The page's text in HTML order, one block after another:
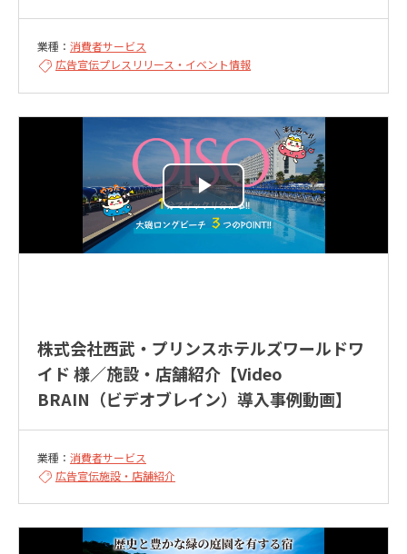
業種： 消費者サービス
広告宣伝プレスリリース・イベント情報
株式会社西武・プリンスホテルズワールドワ
イド 様／施設・店舗紹介【Video
BRAIN（ビデオブレイン）導入事例動画】
業種： 消費者サービス
広告宣伝施設・店舗紹介